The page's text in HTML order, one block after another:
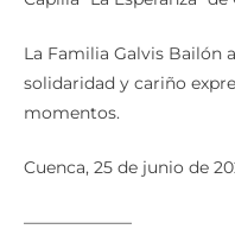
La Familia Galvis Bailón
solidaridad y cariño
momentos.
Cuenca, 25 de junio de
——————–